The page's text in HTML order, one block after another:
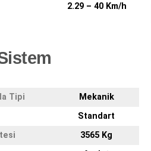
2.29 – 40 Km/h
Tipi
Mekanik
Standart
3565 Kg